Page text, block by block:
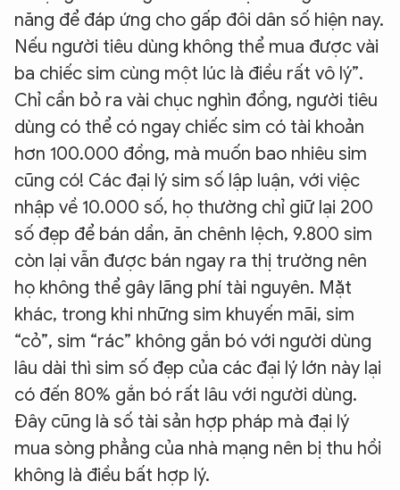
năng để đáp ứng cho gấp đôi dân số hiện nay.
Nếu người tiêu dùng không thể mua được vài
ba chiếc sim cùng một lúc là điều rất vô lý”.
Chỉ cần bỏ ra vài chục nghìn đồng, người tiêu
dùng có thể có ngay chiếc sim có tài khoản
hơn 100.000 đồng, mà muốn bao nhiêu sim
cũng có! Các đại lý sim số lập luận, với việc
nhập về 10.000 số, họ thường chỉ giữ lại 200
số đẹp để bán dần, ăn chênh lệch, 9.800 sim
còn lại vẫn được bán ngay ra thị trường nên
họ không thể gây lãng phí tài nguyên. Mặt
khác, trong khi những sim khuyến mãi, sim
“cỏ”, sim “rác” không gắn bó với người dùng
lâu dài thì sim số đẹp của các đại lý lớn này lại
có đến 80% gắn bó rất lâu với người dùng.
Đây cũng là số tài sản hợp pháp mà đại lý
mua sòng phẳng của nhà mạng nên bị thu hồi
không là điều bất hợp lý.